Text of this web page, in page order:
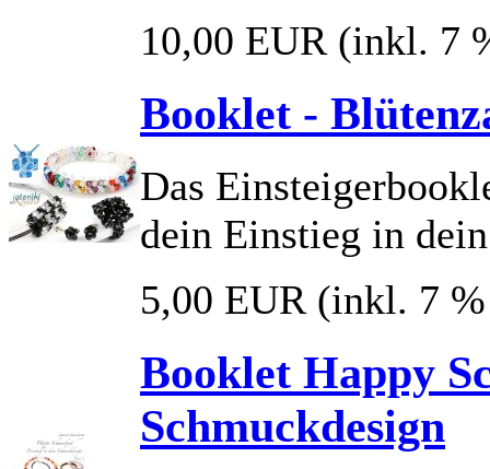
10,00 EUR (inkl. 7
Booklet -
Das
dein Einstieg in
5,00 EUR (inkl. 7
Booklet Happy
Schmuckdesign